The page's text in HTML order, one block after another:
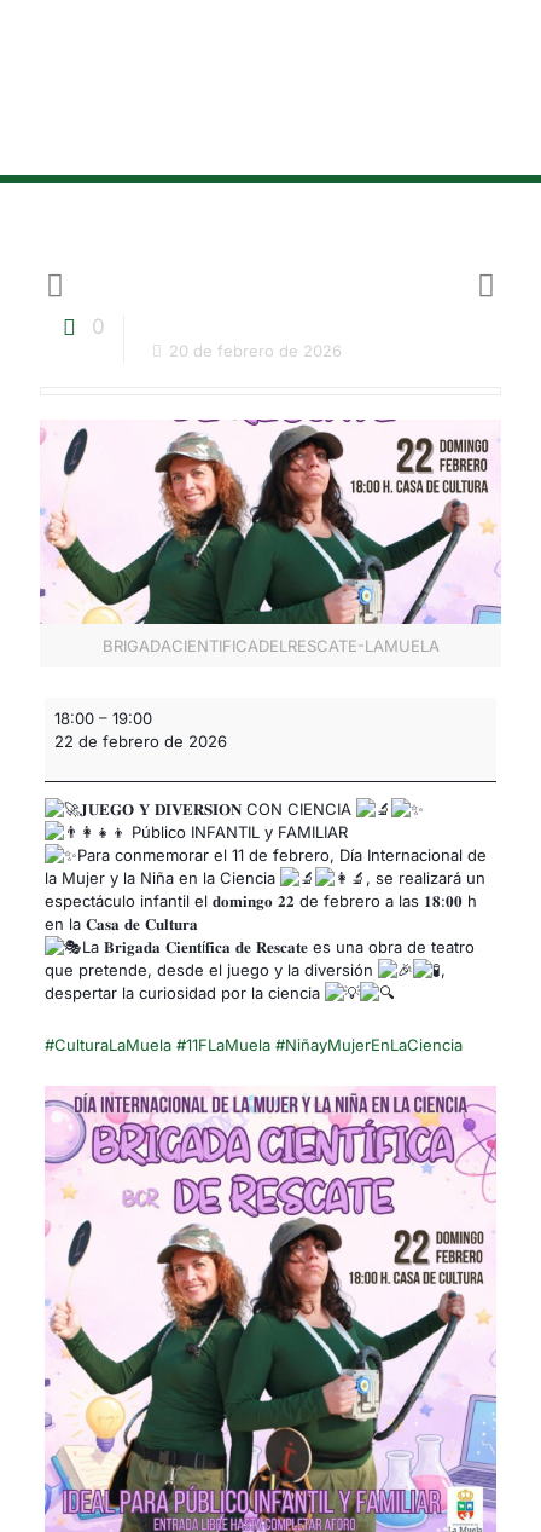
0
20 de febrero de 2026
BRIGADACIENTIFICADELRESCATE-LAMUELA
18:00 – 19:00
22 de febrero de 2026
𝐉𝐔𝐄𝐆𝐎 𝐘 𝐃𝐈𝐕𝐄𝐑𝐒𝐈𝐎𝐍 CON CIENCIA
Público INFANTIL y FAMILIAR
Para conmemorar el 11 de febrero, Día Internacional de
la Mujer y la Niña en la Ciencia
, se realizará un
espectáculo infantil el 𝐝𝐨𝐦𝐢𝐧𝐠𝐨 𝟐𝟐 de febrero a las 𝟏𝟖:𝟎𝟎 h
en la 𝐂𝐚𝐬𝐚 𝐝𝐞 𝐂𝐮𝐥𝐭𝐮𝐫𝐚
La 𝐁𝐫𝐢𝐠𝐚𝐝𝐚 𝐂𝐢𝐞𝐧𝐭í𝐟𝐢𝐜𝐚 𝐝𝐞 𝐑𝐞𝐬𝐜𝐚𝐭𝐞 es una obra de teatro
que pretende, desde el juego y la diversión
,
despertar la curiosidad por la ciencia
#CulturaLaMuela #11FLaMuela #NiñayMujerEnLaCiencia